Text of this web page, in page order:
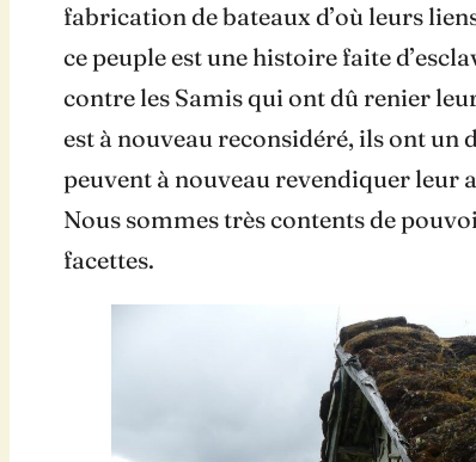
fabrication de bateaux d’où leurs
ce peuple est une histoire faite
contre les Samis qui ont dû renier
est à nouveau reconsidéré, ils ont un
peuvent à nouveau revendiquer leur
Nous sommes très contents de
facettes.